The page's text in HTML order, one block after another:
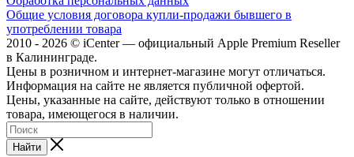
Общие условия договора купли-продажи бывшего в
употреблении товара
2010 - 2026 © iCenter — официальный Apple Premium Reseller
в Калининграде.
Цены в розничном и интернет-магазине могут отличаться.
Информация на сайте не является публичной офертой.
Цены, указанные на сайте, действуют только в отношении
товара, имеющегося в наличии.
Найти